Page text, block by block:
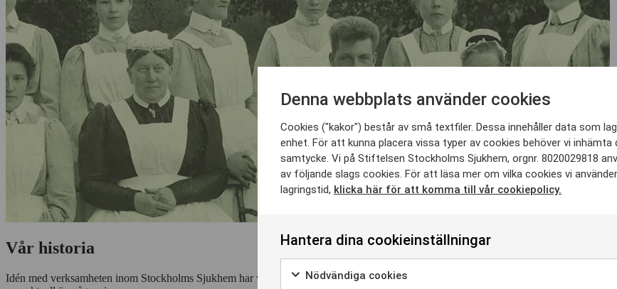
Vår historia
Idén med verksamheten inom Stockholms Sjukhem har varit i stort densamma i snart 160 år. Den inställning som fanns redan 1867 –
Denna webbplats använder cookies
Cookies ("kakor") består av små textfiler. Dessa innehåller data som
enhet. För att kunna placera vissa typer av cookies behöver vi inhämta
samtycke. Vi på Stiftelsen Stockholms Sjukhem, orgnr. 8020029818
av följande slags cookies. För att läsa mer om vilka cookies vi
lagringstid, klicka här för att komma till vår cookiepolicy.
Hantera dina cookieinställningar
Nödvändiga cookies